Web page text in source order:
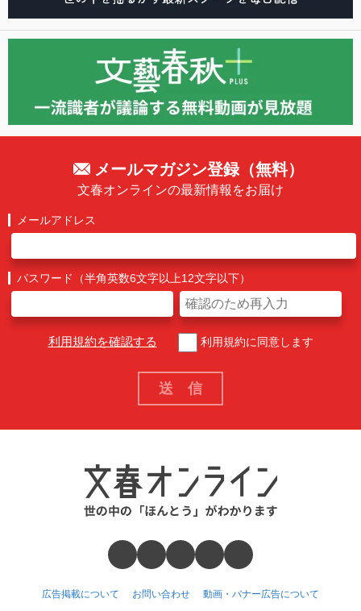
メールマガジン登録（無料）
文春オンラインの最新情報をお届け
メールアドレス
パスワード（半角英数6文字以上12文字以下）
利用規約を確認する 利用規約に同意します
広告掲載について お問い合わせ 動画・バナー広告について